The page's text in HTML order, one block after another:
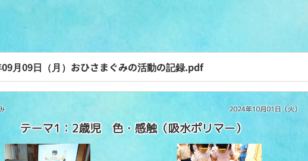
月09日（月）おひさまぐみの活動の記録.pdf